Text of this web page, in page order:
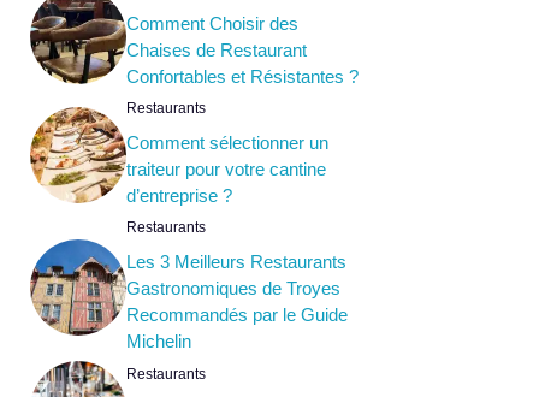
Comment Choisir des
Chaises de Restaurant
Confortables et Résistantes ?
Restaurants
Comment sélectionner un
traiteur pour votre cantine
d’entreprise ?
Restaurants
Les 3 Meilleurs Restaurants
Gastronomiques de Troyes
Recommandés par le Guide
Michelin
Restaurants